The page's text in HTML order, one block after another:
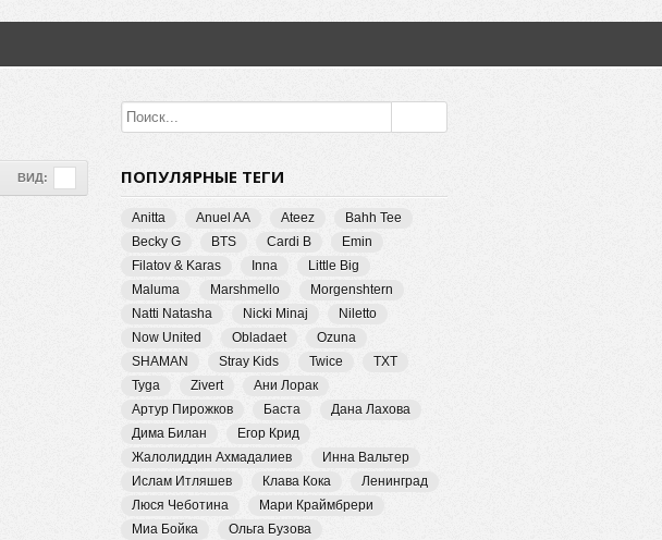
ВИД: ПОПУЛЯРНЫЕ ТЕГИ
Anitta Anuel AA Ateez
Bahh Tee
Becky G
BTS Cardi B
Emin
Filatov & Karas
Inna
Little Big
Maluma
Marshmello
Morgenshtern
Natti Natasha
Nicki Minaj
Niletto
Now United
Obladaet
Ozuna
SHAMAN
Stray Kids Twice
TXT
Tyga
Zivert
Ани Лорак
Артур Пирожков
Баста
Дана Лахова
Дима Билан
Егор Крид
Жалолиддин Ахмадалиев
Инна Вальтер
Ислам Итляшев
Клава Кока
Ленинград
Люся Чеботина
Мари Краймбрери
Миа Бойка
Ольга Бузова